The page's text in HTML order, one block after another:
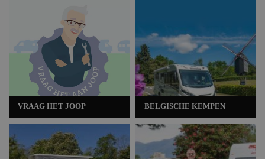
VRAAG HET JOOP BELGISCHE KEMPEN